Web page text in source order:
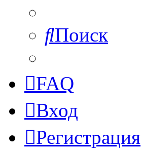
Поиск
FAQ
Вход
Регистрация